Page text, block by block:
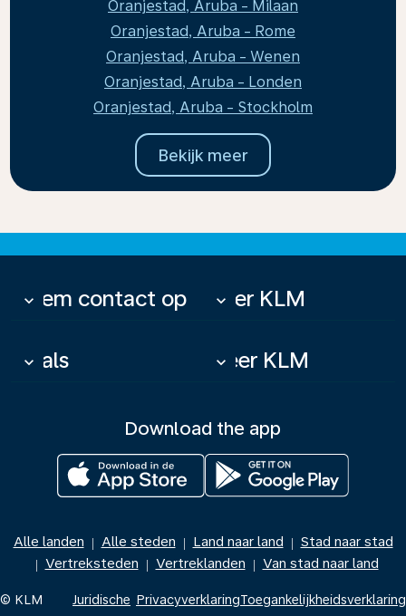
Oranjestad, Aruba - Milaan
Oranjestad, Aruba - Rome
Oranjestad, Aruba - Wenen
Oranjestad, Aruba - Londen
Oranjestad, Aruba - Stockholm
Bekijk meer
Neem contact op
keyboard_arrow_down Over KLM
keyboard_arrow_down
Deals
keyboard_arrow_down Meer KLM
keyboard_arrow_down
Download the app
Alle landen | Alle steden | Land naar land | Stad naar stad
| Vertreksteden | Vertreklanden | Van stad naar land
© KLM
Juridische PrivacyverklaringToegankelijkheidsverklaring